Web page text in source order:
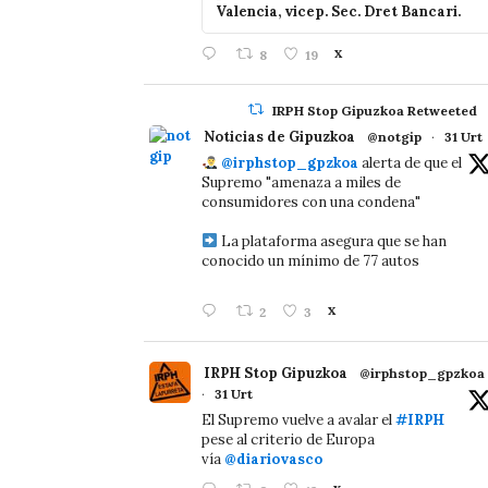
Valencia, vicep. Sec. Dret Bancari.
8 19 X
IRPH Stop Gipuzkoa Retweeted
Noticias de Gipuzkoa @notgip · 31 Urt
@irphstop_gpzkoa alerta de que el
Supremo "amenaza a miles de
consumidores con una condena"
La plataforma asegura que se han
conocido un mínimo de 77 autos
2 3 X
IRPH Stop Gipuzkoa
@irphstop_gpzkoa
·
31 Urt
El Supremo vuelve a avalar el#IRPH
pese al criterio de Europa
vía @diariovasco